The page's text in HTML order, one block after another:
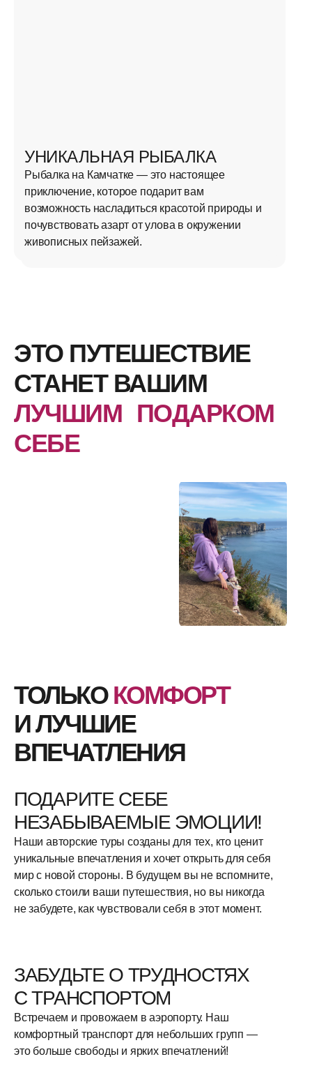
АТМОСФЕРНЫЕ ФОТО
Каждое мгновение — для фото, впечатлений
и личной истории, которую хочется хранить
и делиться. Тур — не только про места,
а про ощущения, вдохновение и эмоции,
которые остаются с вами навсегда.
УНИКАЛЬНАЯ РЫБАЛКА
Рыбалка на Камчатке — это настоящее
приключение, которое подарит вам
возможность насладиться красотой природы и
почувствовать азарт от улова в окружении
живописных пейзажей.
ЭТО ПУТЕШЕСТВИЕ
СТАНЕТ ВАШИМ
ЛУЧШИМ ПОДАРКОМ
СЕБЕ
ЗАБУДЬТЕ О ТРУДНОСТЯХ
С ТРАНСПОРТОМ
Встречаем и провожаем в аэропорту. Наш
комфортный транспорт для небольших групп —
это больше свободы и ярких впечатлений!
ПОДАРИТЕ СЕБЕ
НЕЗАБЫВАЕМЫЕ ЭМОЦИИ!
Наши авторские туры созданы для тех, кто ценит
уникальные впечатления и хочет открыть для себя
мир с новой стороны. В будущем вы не вспомните,
сколько стоили ваши путешествия, но вы никогда
не забудете, как чувствовали себя в этот момент.
ТОЛЬКОКОМФОРТ
И ЛУЧШИЕ
ВПЕЧАТЛЕНИЯ